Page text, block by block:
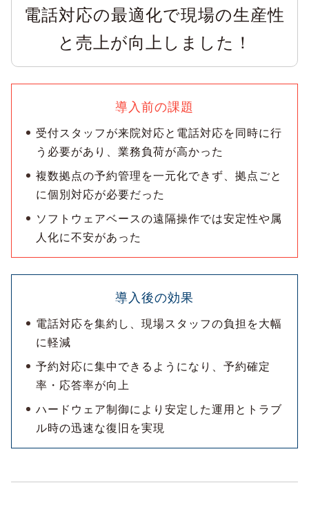
電話対応の最適化で現場の生産性
と売上が向上しました！
導入前の課題
受付スタッフが来院対応と電話対応を同時に行
う必要があり、業務負荷が高かった
複数拠点の予約管理を一元化できず、拠点ごと
に個別対応が必要だった
ソフトウェアベースの遠隔操作では安定性や属
人化に不安があった
導入後の効果
電話対応を集約し、現場スタッフの負担を大幅
に軽減
予約対応に集中できるようになり、予約確定
率・応答率が向上
ハードウェア制御により安定した運用とトラブ
ル時の迅速な復旧を実現